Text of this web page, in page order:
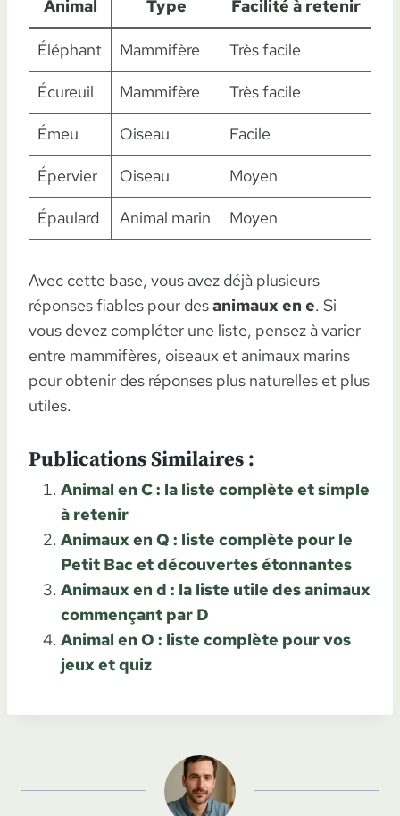
Animal Type Facilité à retenir
Éléphant Mammifère Très facile
Écureuil Mammifère Très facile
Émeu Oiseau Facile
Épervier Oiseau Moyen
Épaulard Animal marin Moyen
Avec cette base, vous avez déjà plusieurs
réponses fiables pour desanimaux en e. Si
vous devez compléter une liste, pensez à varier
entre mammifères, oiseaux et animaux marins
pour obtenir des réponses plus naturelles et plus
utiles.
Publications Similaires :
Animal en C : la liste complète et simple
à retenir
Animaux en Q : liste complète pour le
Petit Bac et découvertes étonnantes
Animaux en d : la liste utile des animaux
commençant par D
Animal en O : liste complète pour vos
jeux et quiz